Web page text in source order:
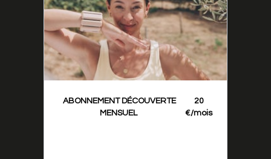
ABONNEMENT DÉCOUVERTE
MENSUEL
20
€/mois